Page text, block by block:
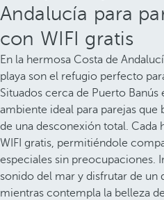
Andalucía para
con WIFI gratis
En la hermosa Costa de
playa son el refugio perfecto
Situados cerca de Puerto
ambiente ideal para parejas que
de una desconexión total. Cada
WIFI gratis, permitiéndole
especiales sin preocupaciones.
sonido del mar y disfrutar de un
mientras contempla la belleza